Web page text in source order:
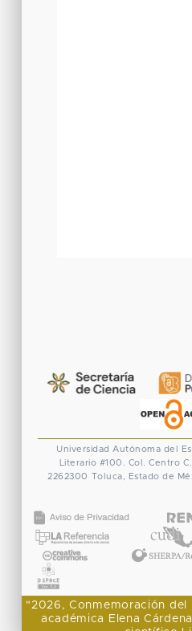
Universidad Autónoma del
Literario #100. Col. Centro
2262300 Toluca, Estado de
"2026, Conmemoración
académica Elena